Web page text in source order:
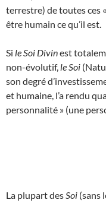
terrestre) de toutes ces
être humain ce qu’il est.
Si le Soi Divinest
non-évolutif, le Soi
son degré
et humaine, l’a rendu
personnalité » (une
La plupart des Soi (sans